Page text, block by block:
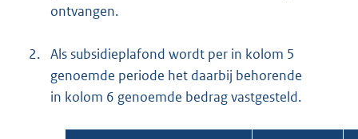
ontvangen.
2. Als subsidieplafond wordt per in kolom 5
genoemde periode het daarbij behorende
in kolom 6 genoemde bedrag vastgesteld.